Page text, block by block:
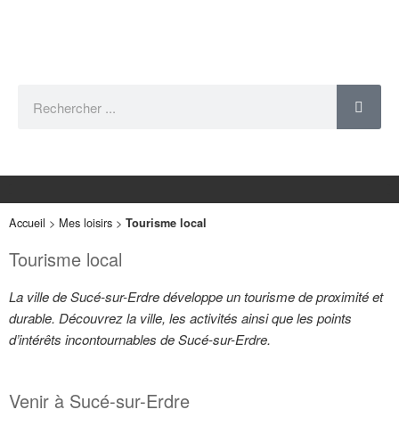
Accueil > Mes loisirs > Tourisme local
Tourisme local
La ville de Sucé-sur-Erdredéveloppe un tourisme de proximité et
durable. Découvrez la ville, les activités ainsi que les points
d’intérêts incontournables de Sucé-sur-Erdre.
Venir à Sucé-sur-Erdre